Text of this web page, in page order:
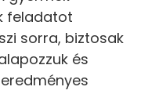
feladatot
sorra, biztosak
és